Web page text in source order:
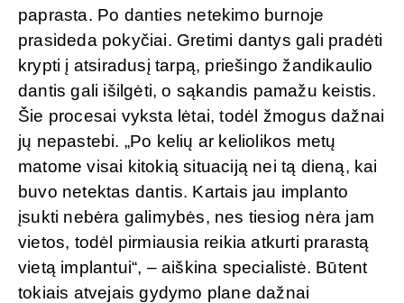
paprasta. Po danties netekimo burnoje
prasideda pokyčiai. Gretimi dantys gali pradėti
krypti į atsiradusį tarpą, priešingo žandikaulio
dantis gali išilgėti, o sąkandis pamažu keistis.
Šie procesai vyksta lėtai, todėl žmogus dažnai
jų nepastebi. „Po kelių ar keliolikos metų
matome visai kitokią situaciją nei tą dieną, kai
buvo netektas dantis. Kartais jau implanto
įsukti nebėra galimybės, nes tiesiog nėra jam
vietos, todėl pirmiausia reikia atkurti prarastą
vietą implantui“, – aiškina specialistė. Būtent
tokiais atvejais gydymo plane dažnai